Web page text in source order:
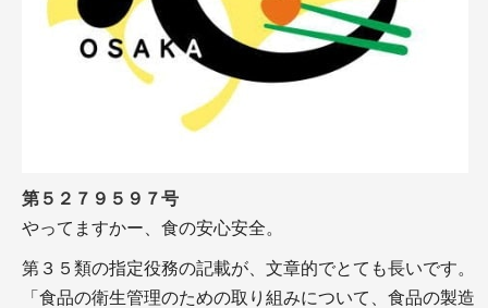
第５２７９５９７号
やってますかー、食の安心安全。
第３５類の指定役務の記載が、文章的でとても長いです。
「食品の衛生管理のための取り組みについて、食品の製造